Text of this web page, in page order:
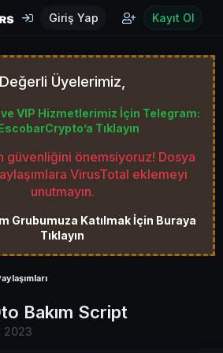
Giriş Yap Kayıt Ol
Değerli Üyelerimiz,
VIP Hizmetlerimiz İçin Telegram:
Tıklayın
güvenliğini önemsiyoruz! Dosya
VirusTotal eklemeyi
unutmayın.
Grubumuza Katılmak İçin Buraya
Tıklayın
Bakım Script
2023